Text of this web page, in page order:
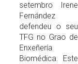
setembro Irene
Fernández
defendeu o seu
TFG no Grao de
Enxeñería
Biomédica. Este